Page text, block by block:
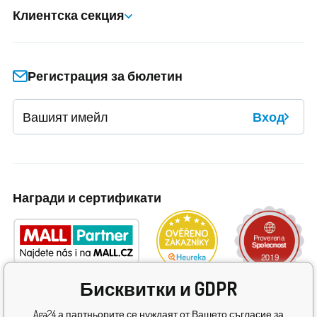
Клиентска секция
Регистрация за бюлетин
Вход
Награди и сертификати
Бисквитки и GDPR
Aga24 а партньорите се нуждаят от Вашето съгласие за